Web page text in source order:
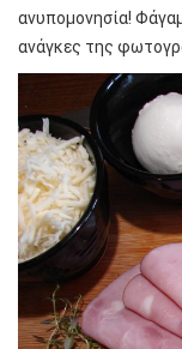
ανυπομονησία!
ανάγκες της